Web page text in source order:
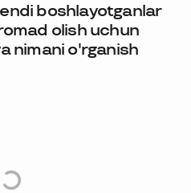
boshlayotganlar
olish uchun
nimani o'rganish
L
o
a
d
M
o
re